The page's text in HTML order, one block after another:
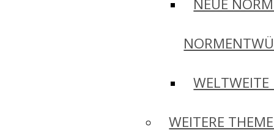
NEUE
WEITERE